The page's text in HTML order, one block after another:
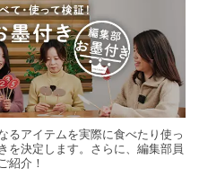
るアイテムを実際に食べたり使っ
を決定します。さらに、編集部員
紹介！